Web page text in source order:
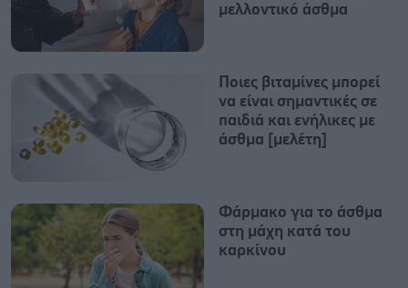
μελλοντικό άσθμα
Ποιες βιταμίνες μπορεί
να είναι σημαντικές σε
παιδιά και ενήλικες με
άσθμα [μελέτη]
Φάρμακο για το άσθμα
στη μάχη κατά του
καρκίνου